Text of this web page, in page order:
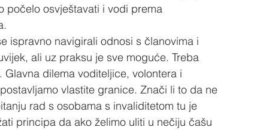
počelo osvještavati i vodi prema
ispravno navigirali odnosi s članovima i
ali uz praksu je sve moguće. Treba
dilema voditeljice, volontera i
vlastite granice. Znači li to da ne
rad s osobama s invaliditetom tu je
principa da ako želimo uliti u nečiju čašu